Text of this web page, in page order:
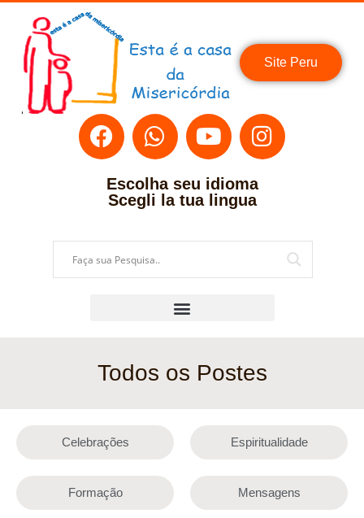
Site Peru
Escolha seu idioma
Scegli la tua lingua
Todos os Postes
Celebrações Espiritualidade
Formação Mensagens